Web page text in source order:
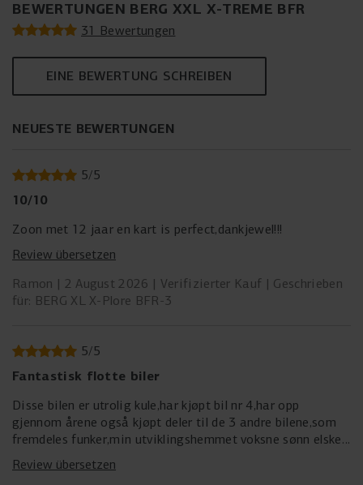
BEWERTUNGEN BERG XXL X-TREME BFR
31 Bewertungen
EINE BEWERTUNG SCHREIBEN
NEUESTE BEWERTUNGEN
5/5
10/10
Zoon met 12 jaar en kart is perfect,dankjewel!!!
Review übersetzen
Ramon
2 August 2026 Verifizierter Kauf
Geschrieben
für: BERG XL X-Plore BFR-3
5/5
Fantastisk flotte biler
Disse bilen er utrolig kule,har kjøpt bil nr 4,har opp
gjennom årene også kjøpt deler til de 3 andre bilene,som
fremdeles funker,min utviklingshemmet voksne sønn elsker
disse bilene,har hatt de siden han var barn og kjører de
fortsatt.
Review übersetzen